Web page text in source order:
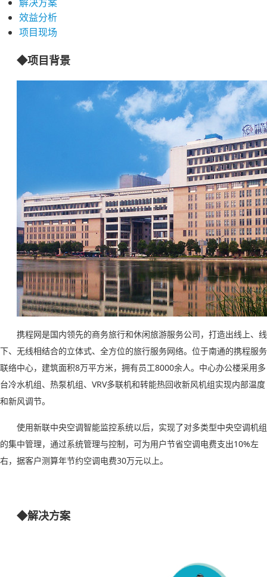
效益分析
项目现场
◆项目背景
携程网是国内领先的商务旅行和休闲旅游服务公司，打造出线上、线
下、无线相结合的立体式、全方位的旅行服务网络。位于南通的携程服务
联络中心，建筑面积8万平方米，拥有员工8000余人。中心办公楼采用多
台冷水机组、热泵机组、 VRV多联机和转能热回收新风机组实现内部温度
和新风调节。
使用新联中央空调智能监控系统以后，实现了对多类型中央空调机组
的集中管理，通过系统管理与控制，可为用户节省空调电费支出10%左
右，据客户测算年节约空调电费30万元以上。
◆解决方案